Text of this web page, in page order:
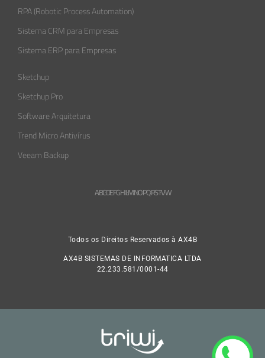
RPA (Robotic Process Automation)
Sistema CRM para Empresas
Sistema ERP para Empresas
Sketchup
Sketchup Pro
Software Arquitetura
Trend Micro Antivírus
Veeam Backup
ABCDEFGHLMNOPQRSTVW
Todos os Direitos Reservados à AX4B
AX4B SISTEMAS DE INFORMATICA LTDA
22.233.581/0001-44